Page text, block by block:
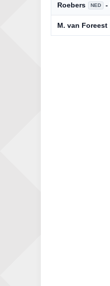
Roebers NED -
M. van Foreest